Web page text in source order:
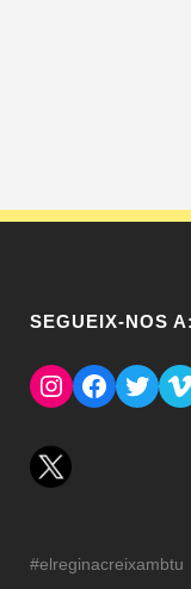
SEGUEIX-NOS A:
Instagram
#elreginacreixambtu